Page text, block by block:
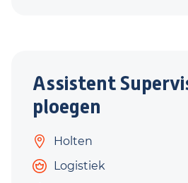
Assistent
ploegen
Holten
Logistiek